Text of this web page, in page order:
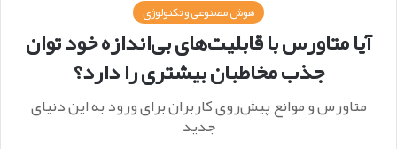
هوش مصنوعی و تکنولوژی
آیا متاورس با قابلیت‌های بی‌اندازه خود توان
جذب مخاطبان بیشتری را دارد؟
متاورس و موانع پیش‌روی کاربران برای ورود به این دنیای
جدید